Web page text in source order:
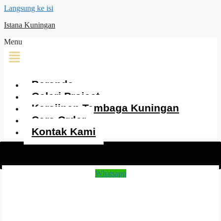
Langsung ke isi
Istana Kuningan
Menu
Beranda
Galeri Project
Kerajinan Tembaga Kuningan
Cara Order
Kontak Kami
Whatsapp